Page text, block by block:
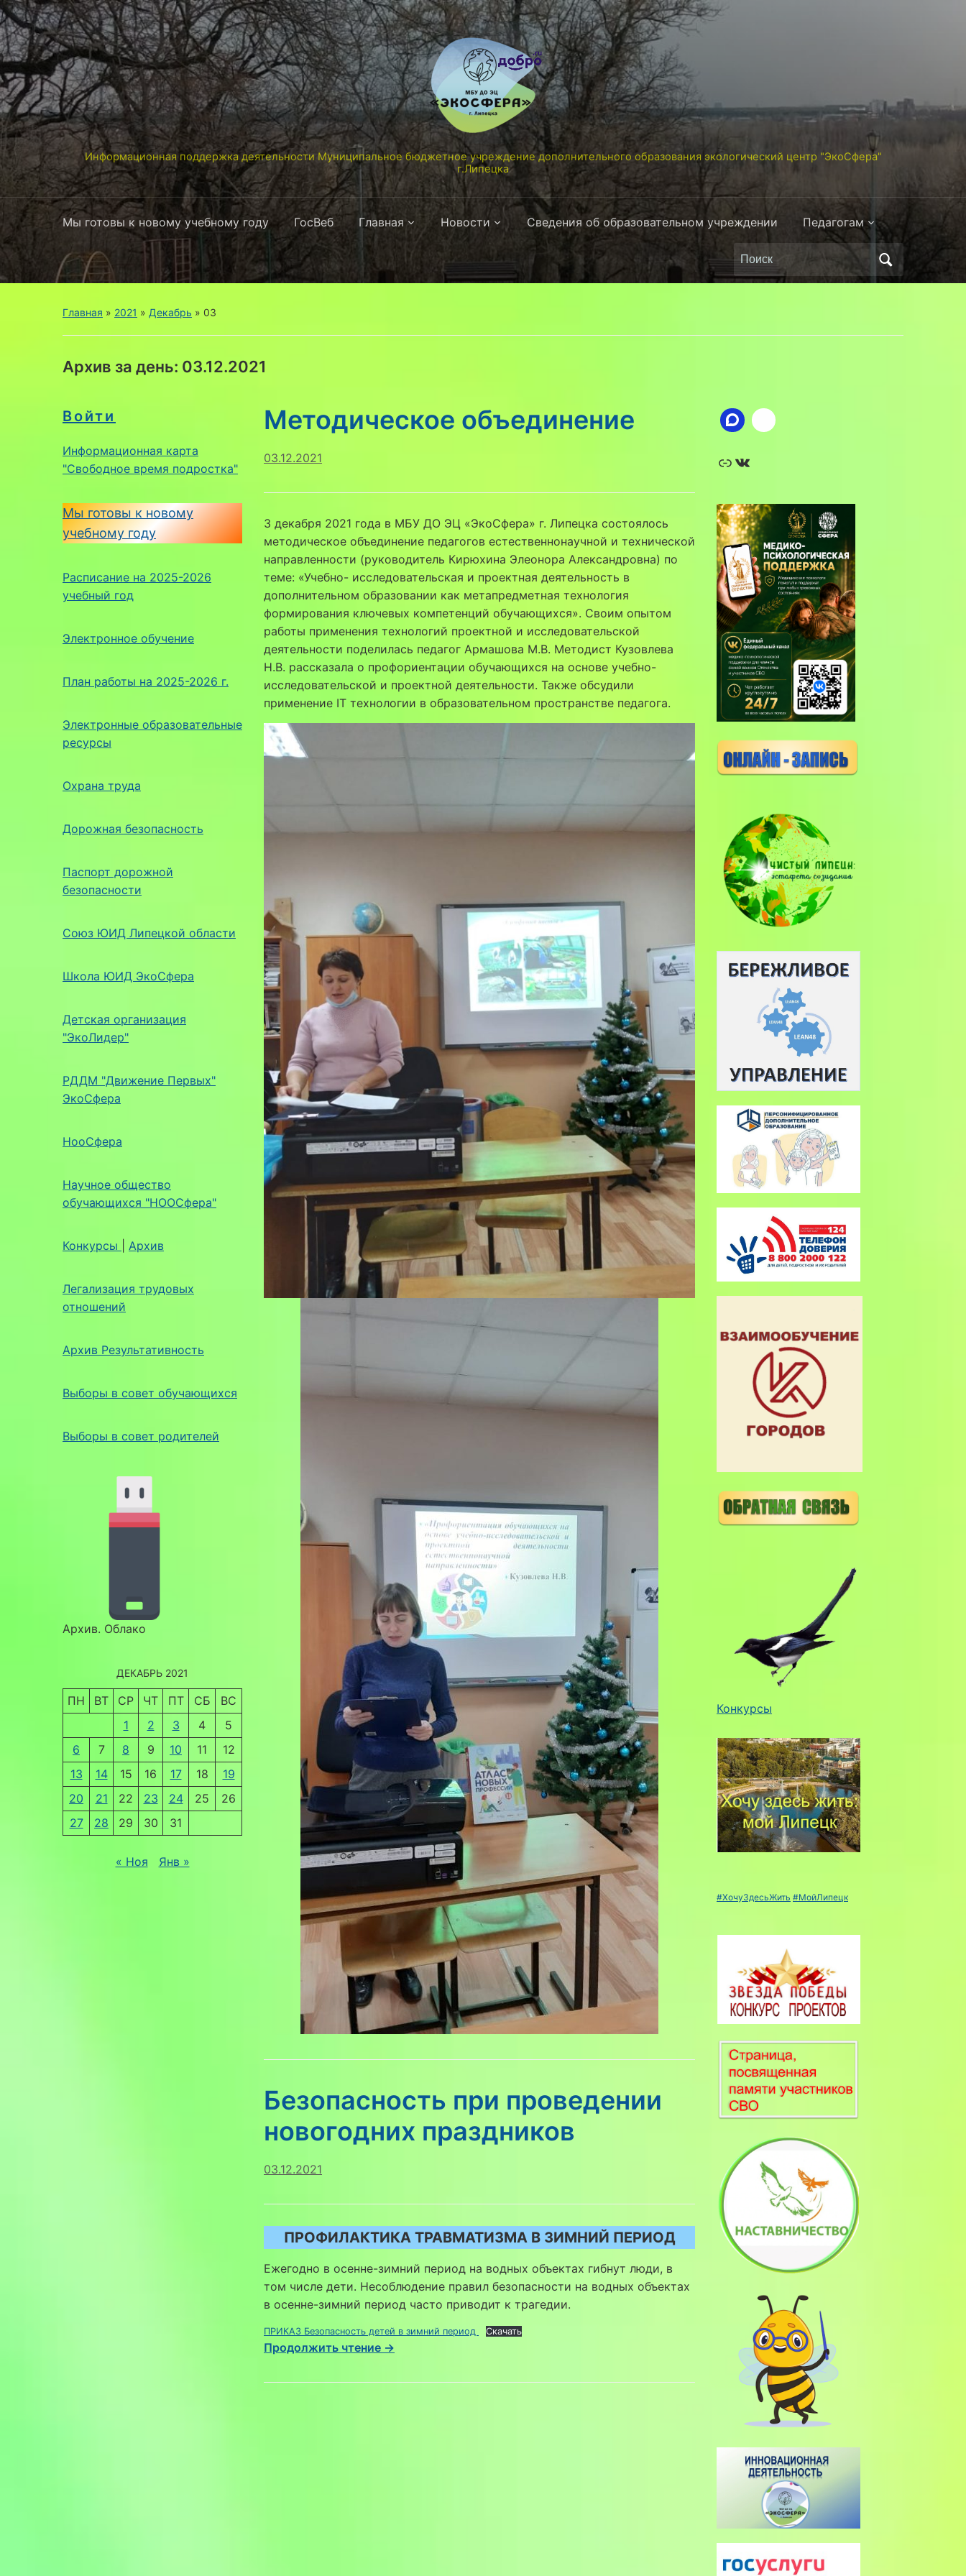
Информационная поддержка деятельности Муниципальное бюджетное учреждение дополнительного образования экологический центр "ЭкоСфера"
г.Липецка
Мы готовы к новому учебному году ГосВеб Главная Новости Сведения об образовательном учреждении Педагогам
Поиск
по:
Главная » 2021 » Декабрь » 03
Архив за день: 03.12.2021
Войти
Информационная карта
"Свободное время подростка"
Мы готовы к новому
учебному году
Расписание на 2025-2026
учебный год
Электронное обучение
План работы на 2025-2026 г.
Электронные образовательные
ресурсы
Охрана труда
Дорожная безопасность
Паспорт дорожной
безопасности
Союз ЮИД Липецкой области
Школа ЮИД ЭкоСфера
Детская организация
"ЭкоЛидер"
РДДМ "Движение Первых"
ЭкоСфера
НооСфера
Научное общество
обучающихся "НООСфера"
Конкурсы Архив
Легализация трудовых
отношений
Архив Результативность
Выборы в совет обучающихся
Выборы в совет родителей
Архив. Облако
ДЕКАБРЬ 2021
ПН ВТ СР ЧТ ПТ СБ
ВС
1
2 3 4
5
6
7 8 9 10 11
12
13
14 15 16 17 18
19
20
21 22 23 24 25
26
27
28 29 30 31
« Ноя Янв »
Методическое объединение
03.12.2021
3 декабря 2021 года в МБУ ДО ЭЦ «ЭкоСфера» г. Липецка состоялось
методическое объединение педагогов естественнонаучной и технической
направленности (руководитель Кирюхина Элеонора Александровна) по
теме: «Учебно- исследовательская и проектная деятельность в
дополнительном образовании как метапредметная технология
формирования ключевых компетенций обучающихся». Своим опытом
работы применения технологий проектной и исследовательской
деятельности поделилась педагог Армашова М.В. Методист Кузовлева
Н.В. рассказала о профориентации обучающихся на основе учебно-
исследовательской и проектной деятельности. Также обсудили
применение IТ технологии в образовательном пространстве педагога.
Безопасность при проведении
новогодних праздников
03.12.2021
ПРОФИЛАКТИКА ТРАВМАТИЗМА В ЗИМНИЙ ПЕРИОД
Ежегодно в осенне-зимний период на водных объектах гибнут люди, в
том числе дети. Несоблюдение правил безопасности на водных объектах
в осенне-зимний период часто приводит к трагедии.
ПРИКАЗ Безопасность детей в зимний период Скачать
Продолжить чтение →
Ссылка
Конкурсы
#ХочуЗдесьЖить #МойЛипецк